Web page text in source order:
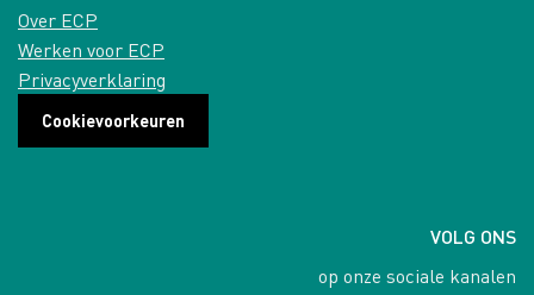
Over ECP
Werken voor ECP
Privacyverklaring
Cookievoorkeuren
VOLG ONS
op onze sociale kanalen